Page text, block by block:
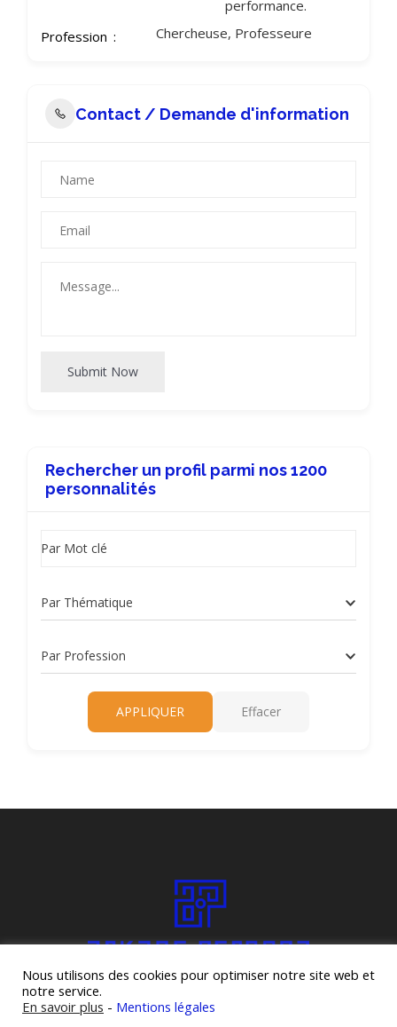
performance.
Profession
Chercheuse, Professeure
Contact / Demande d'information
Submit Now
Rechercher un profil parmi nos 1200
personnalités
Par Mot clé
Par Thématique
Par Profession
APPLIQUER Effacer
Nous utilisons des cookies pour optimiser notre site web et
notre service.
En savoir plus - Mentions légales